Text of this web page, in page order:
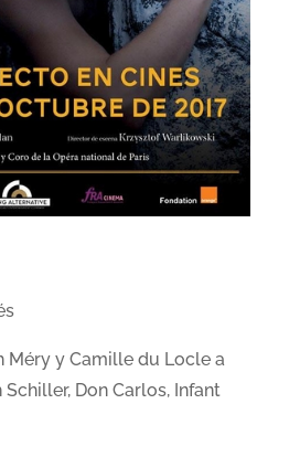
Méry y Camille du Locle a
Don Carlos, Infant